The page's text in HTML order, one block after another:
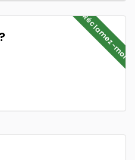
Réclamez-moi